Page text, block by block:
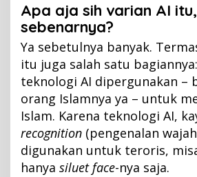
Apa aja sih varian AI itu,
sebenarnya?
Ya sebetulnya banyak.
itu juga salah satu
teknologi AI dipergunakan –
orang Islamnya ya – untuk
Islam. Karena teknologi AI,
recognition (pengenalan
digunakan untuk teroris,
hanya siluet face-nya saja.